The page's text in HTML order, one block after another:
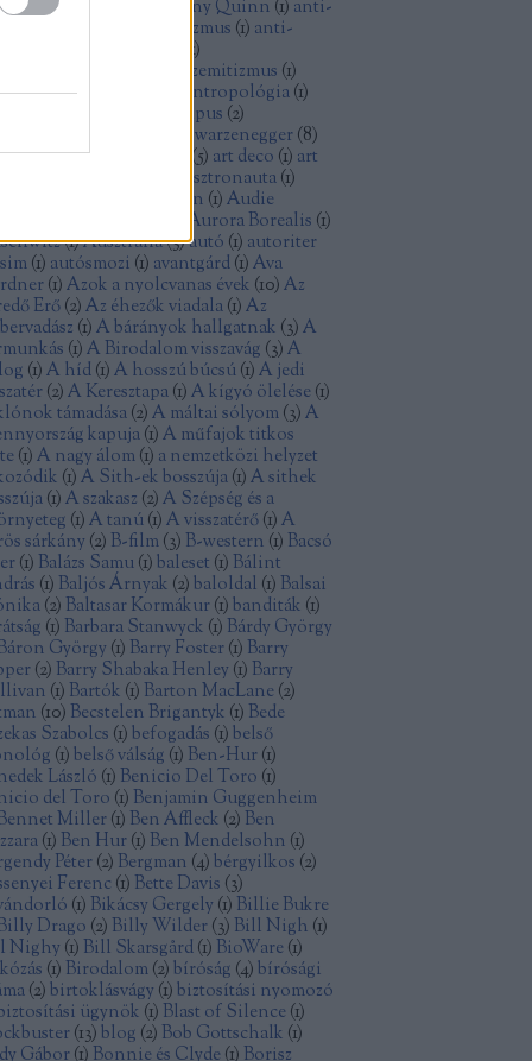
Perkins
Anthony Quinn (1) anti-
anti-kapitalizmus (1) anti-
1)
antiszemitizmus (1)
(1) antropológia(1)
archetípus (2)
Arnold Schwarzenegger(8)
(1)Arthur Penn (5) art deco (1) art
asztronauta(1)
Atom Egoyan (1)Audie
Aurora Borealis (1)
(1)Ausztrália(3)autó (1) autoriter
(1) autósmozi (1) avantgárd(1)Ava
(1)Azok a nyolcvanas évek (10)Az
Erő(2)Az éhezők viadala(1)Az
(1)A bárányok hallgatnak (3)A
(1)A Birodalom visszavág (3)A
(1)A híd(1)A hosszú búcsú(1)A jedi
(2)A Keresztapa(1)A kígyó ölelése (1)
támadása(2)A máltai sólyom(3)A
kapuja(1)A műfajok titkos
(1)A nagy álom(1) a nemzetközi helyzet
(1)A Sith-ek bosszúja(1)A sithek
(1)A szakasz (2)A Szépség és a
(1)A tanú(1)A visszatérő(1)A
sárkány (2) B-film(3) B-western (1) Bacsó
(1) Balázs Samu(1)baleset (1) Bálint
(1) Baljós Árnyak (2)baloldal (1) Balsai
(2) Baltasar Kormákur(1)banditák (1)
(1) Barbara Stanwyck (1) Bárdy György
György (1) Barry Foster(1) Barry
(2) Barry Shabaka Henley (1) Barry
(1) Bartók (1) Barton MacLane (2)
(10) Becstelen Brigantyk (1) Bede
Szabolcs (1)befogadás (1)belső
(1)belső válság (1) Ben-Hur(1)
László (1) Benicio Del Toro (1)
del Toro (1) Benjamin Guggenheim
Miller(1) Ben Affleck (2) Ben
(1) Ben Hur(1) Ben Mendelsohn (1)
Péter(2) Bergman (4)bérgyilkos (2)
Ferenc (1) Bette Davis (3)
(1) Bikácsy Gergely (1) Billie Bukre
Drago (2) Billy Wilder(3) Bill Nigh (1)
Nighy (1) Bill Skarsgård(1) BioWare (1)
(1) Birodalom(2)bíróság (4)bírósági
(2)birtoklásvágy (1)biztosítási nyomozó
ügynök (1) Blast of Silence (1)
(13)blog (2) Bob Gottschalk (1)
Gábor(1) Bonnie és Clyde (1) Borisz